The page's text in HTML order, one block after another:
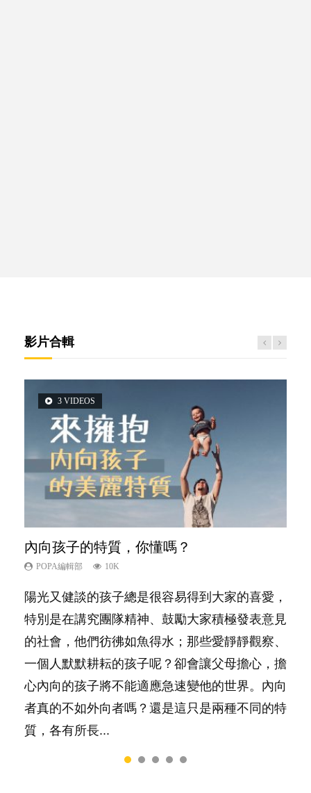
影片合輯
3 VIDEOS
內向孩子的特質，你懂嗎？
POPA編輯部 10K
陽光又健談的孩子總是很容易得到大家的喜愛，
特別是在講究團隊精神、鼓勵大家積極發表意見
的社會，他們彷彿如魚得水；那些愛靜靜觀察、
一個人默默耕耘的孩子呢？卻會讓父母擔心，擔
心內向的孩子將不能適應急速變他的世界。內向
者真的不如外向者嗎？還是這只是兩種不同的特
質，各有所長...
2 VIDEOS
想孩子學好外語，點做好？
POPA編輯部 9.9K
有人話學多種語言越早開始越好，有人卻說一時
間太多語言，會令孩子感到混淆，到底誰是誰
非？聽聽專家怎樣說，解開語言學習的迷思～...
5 VIDEOS
夫妻必看！經營婚姻，沒捷徑
POPA編輯部 22.9K
你是不是也曾經以為只要跟相愛的人結婚，就自
然能走到白頭，但生了孩子卻發現事情不如你所
料？ 經營婚姻，不如我們想像的簡單，卻也不
是大家說得那麼難。一起來認識婚姻的真相！...
6 VIDEOS
孩子能力天注定？
POPA編輯部 7.9K
很多父母都希望孩子係個「叻仔叻女」，學業別
太差，日常自理井井有條。這樣的孩子是萬中無
一，還是魚與熊掌，不能兼得？...
6 VIDEOS
愛孩子也別忘了愛自己，父母如何關顧自
己的身心靈？
照顧孩子衣食住行、陪同兒女應對功課測驗，還
要陪玩製造親子時間，尚要處理家中雜項要
務……當父母的，有千百個任務要做。可惜，有
一樣重要至極的，總被遺漏——關注自己的情緒
和心理健康。...